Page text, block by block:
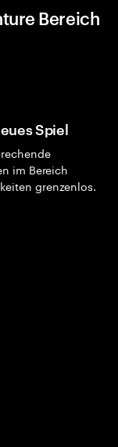
Bereich
Spiel
im Bereich
grenzenlos.